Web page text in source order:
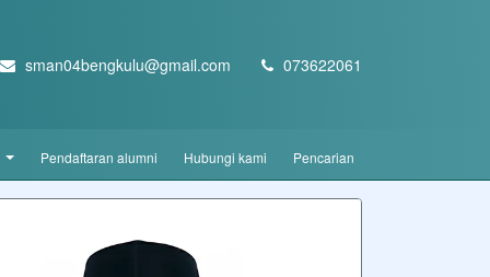
sman04bengkulu@gmail.com 073622061
pendaftaran alumni hubungi kami pencarian